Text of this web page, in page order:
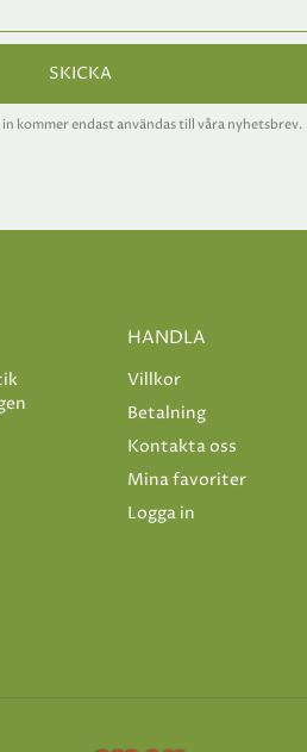
SKICKA
kommer endast användas till våra nyhetsbrev.
HANDLA
Villkor
Betalning
Kontakta oss
Mina favoriter
Logga in